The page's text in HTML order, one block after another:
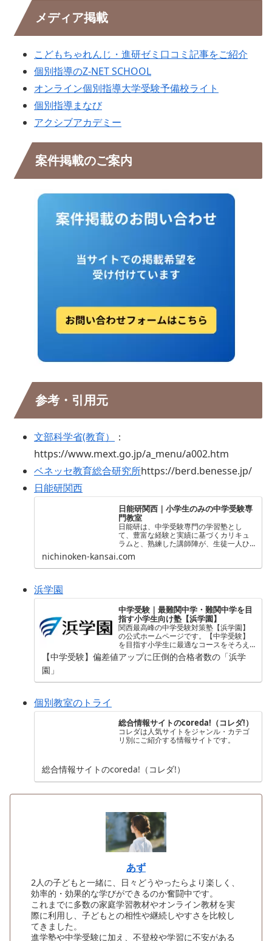
メディア掲載
こどもちゃれんじ・進研ゼミ口コミ記事をご紹介
個別指導のZ-NET SCHOOL
オンライン個別指導大学受験予備校ライト
個別指導まなび
アクシブアカデミー
案件掲載のご案内
参考・引用元
文部科学省(教育）
：
https://www.mext.go.jp/a_menu/a002.htm
ベネッセ教育総合研究所https://berd.benesse.jp/
日能研関西
日能研関西｜小学生のみの中学受験専
門教室
日能研は、中学受験専門の学習塾とし
て、豊富な経験と実績に基づくカリキュ
ラムと、熟練した講師陣が、生徒一人ひ
志望校合格に向けたサポートを全力で行
います。
nichinoken-kansai.com
浜学園
中学受験｜最難関中学・難関中学を目
指す小学生向け塾【浜学園】
関西最高峰の中学受験対策塾【浜学園】
の公式ホームページです。【中学受験】
を目指す小学生に最適なコースをそろえ
ています。偏差値、学力、能力をアッ
プ！【関西中学受験】で合格実績向上
【中学受験】偏差値アップに圧倒的合格者数の「浜学
園」
個別教室のトライ
総合情報サイトのcoreda!（コレダ!）
コレダは人気サイトをジャンル・カテゴ
リ別にご紹介する情報サイトです。
総合情報サイトのcoreda!（コレダ!）
あず
2人の子どもと一緒に、日々どうやったらより楽しく、
効率的・効果的な学びができるのか奮闘中です。
これまでに多数の家庭学習教材やオンライン教材を実
際に利用し、子どもとの相性や継続しやすさを比較し
てきました。
進学塾や中学受験に加え、不登校や学習に不安がある